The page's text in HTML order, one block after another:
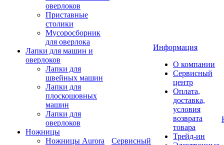
оверлоков
Приставные
столики
Мусоросборник
для оверлока
Лапки для машин и
оверлоков
Лапки для
швейных машин
Лапки для
плоскошовных
машин
Лапки для
оверлоков
Ножницы
Ножницы Aurora
Сервисный
Информация
О компании
Сервисный
центр
Оплата,
доставка,
условия
возврата
товара
Трейд-ин